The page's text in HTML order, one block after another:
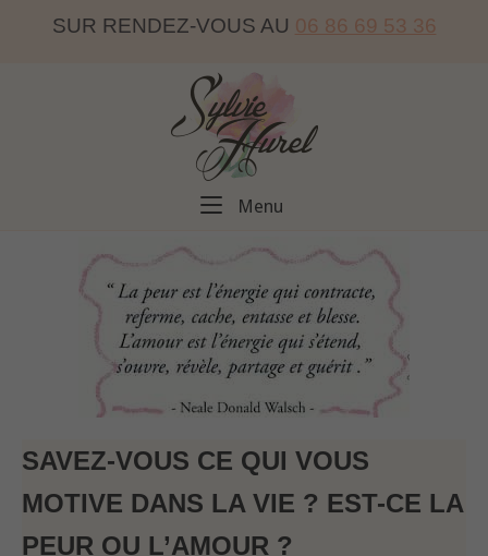
SUR RENDEZ-VOUS AU 06 86 69 53 36
Home
Menu
SAVEZ-VOUS CE QUI VOUS
MOTIVE DANS LA VIE ? EST-CE LA
PEUR OU L’AMOUR ?